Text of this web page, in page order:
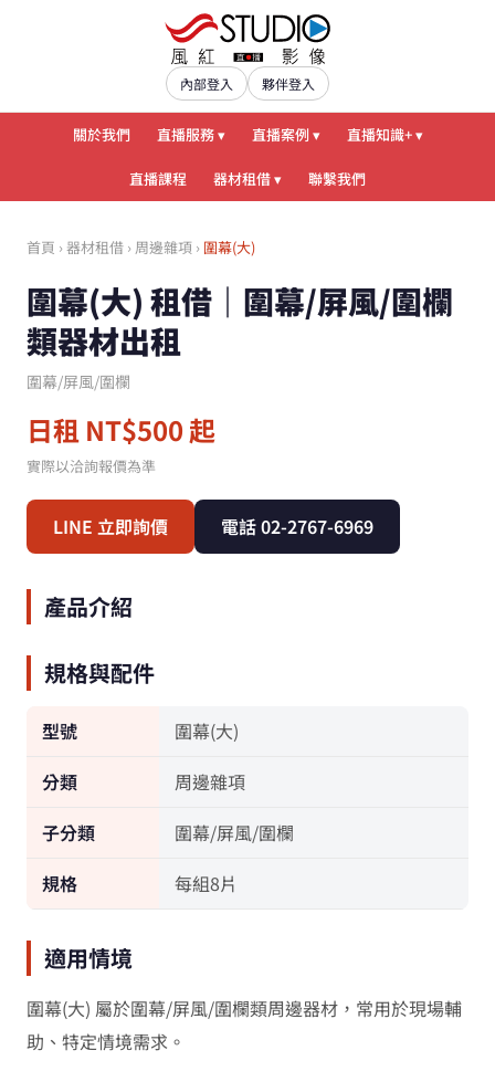
內部登入 夥伴登入
關於我們 直播服務 ▾ 直播案例 ▾ 直播知識+ ▾
直播課程 器材租借 ▾ 聯繫我們
首頁 ›器材租借 › 周邊雜項 › 圍幕(大)
圍幕(大) 租借｜圍幕/屏風/圍欄
類器材出租
圍幕/屏風/圍欄
日租 NT$500 起
實際以洽詢報價為準
LINE 立即詢價 電話 02-2767-6969
產品介紹
規格與配件
型號
圍幕(大)
分類
周邊雜項
子分類
圍幕/屏風/圍欄
規格
每組8片
適用情境
圍幕(大) 屬於圍幕/屏風/圍欄類周邊器材，常用於現場輔
助、特定情境需求。